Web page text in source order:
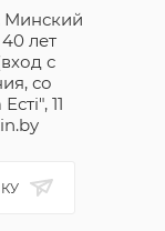
Минский
лет
с
со
11